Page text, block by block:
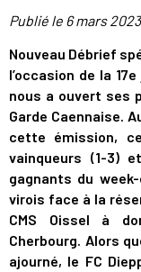
Publié le 6 mars 2023
Nouveau Débrief
l’occasion de la
nous a ouvert ses
Garde Caennaise.
cette émission,
vainqueurs (1-3)
gagnants du
virois face à la
CMS Oissel à
Cherbourg. Alors
ajourné, le FC